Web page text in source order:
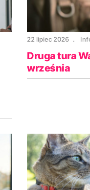
22 lipiec 2026
Druga tura
września